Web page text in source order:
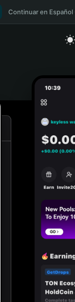
Continuar en Español